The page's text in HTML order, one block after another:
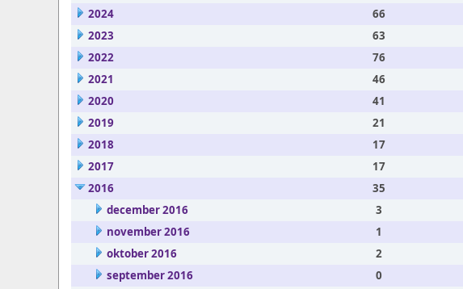
2024
66
2023
63
2022
76
2021
46
2020
41
2019
21
2018
17
2017
17
2016
35
december 2016
3
november 2016
1
oktober 2016
2
september 2016
0